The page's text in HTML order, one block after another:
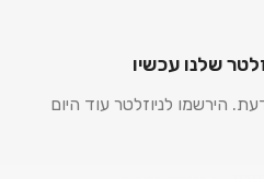
שלנו עכשיו
הירשמו לניוזלטר עוד היום